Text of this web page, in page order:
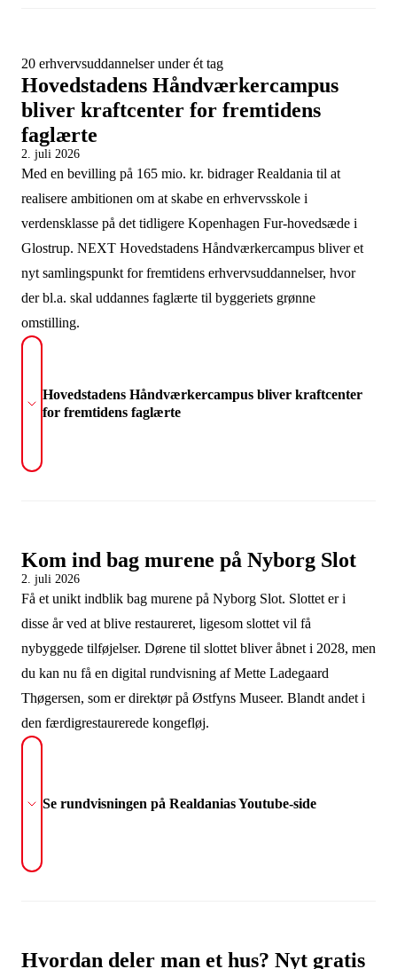
20 erhvervsuddannelser under ét tag
Hovedstadens Håndværkercampus
bliver kraftcenter for fremtidens
faglærte
2. juli 2026
Med en bevilling på 165 mio. kr. bidrager Realdania til at
realisere ambitionen om at skabe en erhvervsskole i
verdensklasse på det tidligere Kopenhagen Fur-hovedsæde i
Glostrup. NEXT Hovedstadens Håndværkercampus bliver et
nyt samlingspunkt for fremtidens erhvervsuddannelser, hvor
der bl.a. skal uddannes faglærte til byggeriets grønne
omstilling.
Hovedstadens Håndværkercampus bliver kraftcenter
for fremtidens faglærte
Kom ind bag murene på Nyborg Slot
2. juli 2026
Få et unikt indblik bag murene på Nyborg Slot. Slottet er i
disse år ved at blive restaureret, ligesom slottet vil få
nybyggede tilføjelser. Dørene til slottet bliver åbnet i 2028, men
du kan nu få en digital rundvisning af Mette Ladegaard
Thøgersen, som er direktør på Østfyns Museer. Blandt andet i
den færdigrestaurerede kongefløj.
Se rundvisningen på Realdanias Youtube-side
Hvordan deler man et hus? Nyt gratis